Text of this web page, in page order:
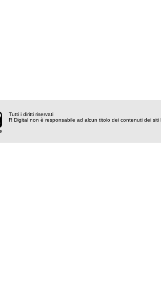
Tutti i diritti riservati
R Digital non è responsabile ad alcun titolo dei contenuti dei siti